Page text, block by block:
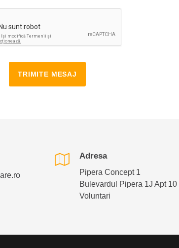
TRIMITE MESAJ
Adresa
Pipera Concept 1
Bulevardul Pipera 1J Apt 10
Voluntari